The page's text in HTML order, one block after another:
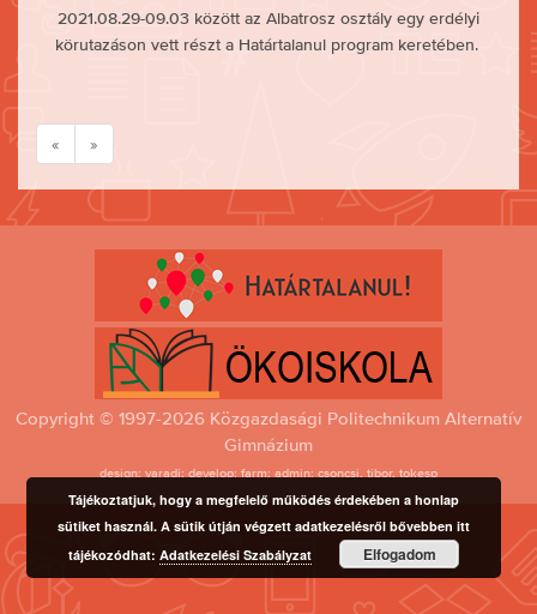
2021.08.29-09.03 között az Albatrosz osztály egy erdélyi
körutazáson vett részt a Határtalanul program keretében.
« »
Copyright © 1997-2026 Közgazdasági Politechnikum Alternatív
Gimnázium
design: varadi; develop: farm; admin: csoncsi, tibor, tokesp
Tájékoztatjuk, hogy a megfelelő működés érdekében a honlap
sütiket használ. A sütik útján végzett adatkezelésről bővebben itt
tájékozódhat:Adatkezelési Szabályzat Elfogadom